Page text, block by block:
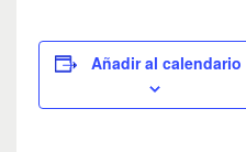
c
e
b
tt
er
ailm
p
ar
Añadir al calendario